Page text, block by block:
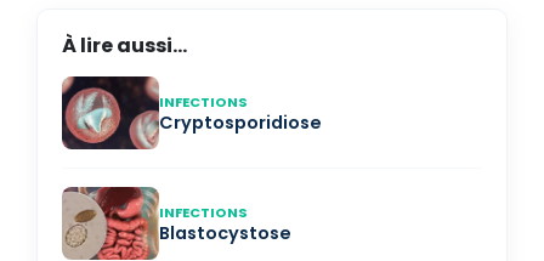
À lire aussi...
INFECTIONS
Cryptosporidiose
INFECTIONS
Blastocystose